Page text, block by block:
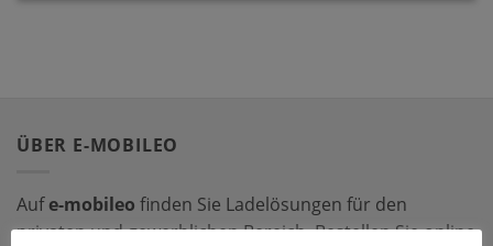
ÜBER E-MOBILEO
Aufe-mobileo finden Sie Ladelösungen für den
privaten und gewerblichen Bereich. Bestellen Sie online